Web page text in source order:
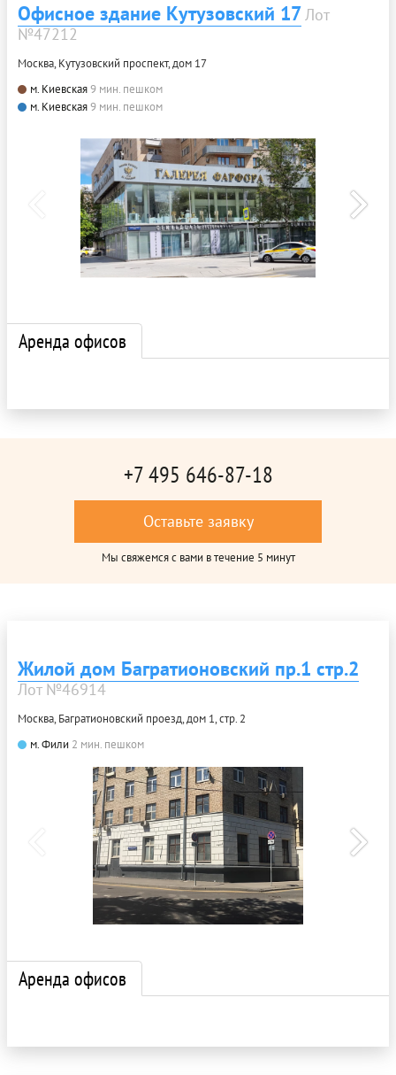
Офисное здание Кутузовский 17Лот
№47212
Москва, Кутузовский проспект, дом 17
м. Киевская9 мин. пешком
м. Киевская9 мин. пешком
Аренда офисов
+7 495 646-87-18
Оставьте заявку
Мы свяжемся с вами в течение 5 минут
Жилой дом Багратионовский пр.1 стр.2
Лот №46914
Москва, Багратионовский проезд, дом 1, стр. 2
м. Фили 2 мин. пешком
Аренда офисов